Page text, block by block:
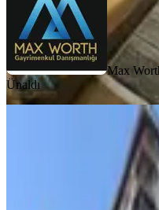
Max
Ünaldı
İstanbul,
2+1· 105